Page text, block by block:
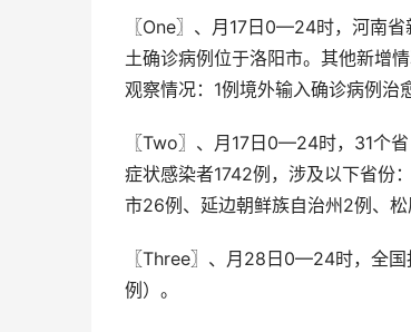
〖One〗、月17日0—24时，河南
土确诊病例位于洛阳市。其他新增
观察情况：1例境外输入确诊病例治
〖Two〗、月17日0—24时，31个
症状感染者1742例，涉及以下省份
市26例、延边朝鲜族自治州2例、松
〖Three〗、月28日0—24时，全
例）。